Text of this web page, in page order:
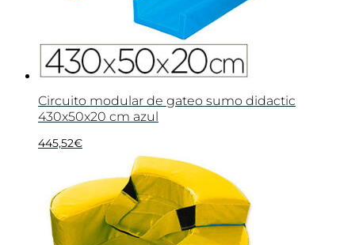
Circuito modular de gateo sumo didactic
430x50x20 cm azul
445,52€